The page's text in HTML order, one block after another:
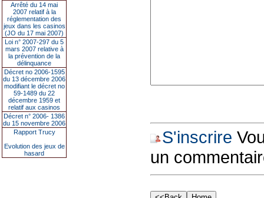
Arrêté du 14 mai
2007 relatif à la
réglementation des
jeux dans les casinos
(JO du 17 mai 2007)
Loi n° 2007-297 du 5
mars 2007 relative à
la prévention de la
délinquance
Décret no 2006-1595
du 13 décembre 2006
modifiant le décret no
59-1489 du 22
décembre 1959 et
relatif aux casinos
Décret n° 2006- 1386
du 15 novembre 2006
Rapport Trucy
Evolution des jeux de
hasard
S'inscrire
un